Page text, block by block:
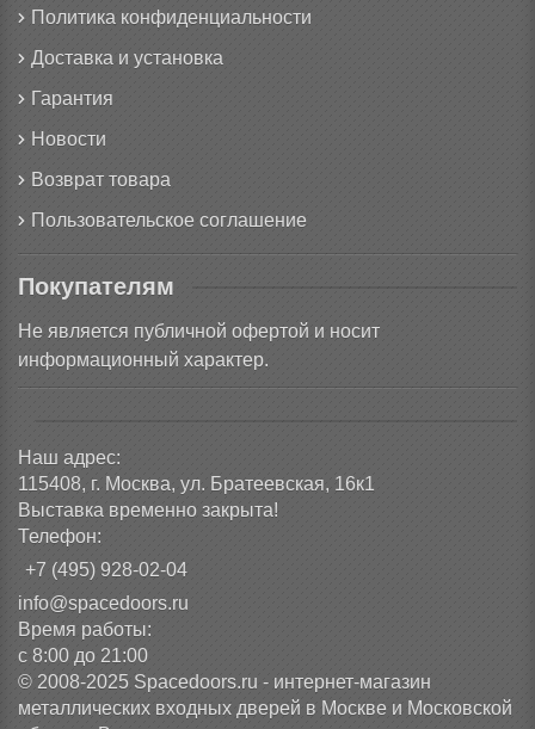
Политика конфиденциальности
Доставка и установка
Гарантия
Новости
Возврат товара
Пользовательское соглашение
Покупателям
Не является публичной офертой и носит
информационный характер.
Наш адрес:
115408, г. Москва, ул. Братеевская, 16к1
Выставка временно закрыта!
Телефон:
+7 (495) 928-02-04
info@spacedoors.ru
Время работы:
с 8:00 до 21:00
© 2008-2025 Spacedoors.ru - интернет-магазин
металлических входных дверей в Москве и Московской